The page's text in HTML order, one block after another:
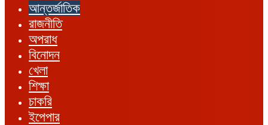
আন্তর্জাতিক
রাজনীতি
অপরাধ
বিনোদন
খেলা
শিক্ষা
চাকরি
ইপেপার